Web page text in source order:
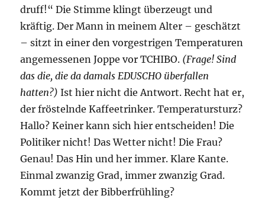
druff!“ Die Stimme klingt überzeugt und
kräftig. Der Mann in meinem Alter – geschätzt
– sitzt in einer den vorgestrigen Temperaturen
angemessenen Joppe vor TCHIBO. (Frage! Sind
das die, die da damals EDUSCHO überfallen
hatten?) Ist hier nicht die Antwort. Recht hat er,
der fröstelnde Kaffeetrinker. Temperatursturz?
Hallo? Keiner kann sich hier entscheiden! Die
Politiker nicht! Das Wetter nicht! Die Frau?
Genau! Das Hin und her immer. Klare Kante.
Einmal zwanzig Grad, immer zwanzig Grad.
Kommt jetzt der Bibberfrühling?